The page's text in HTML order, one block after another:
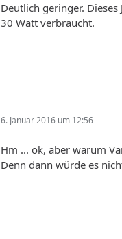
Deutlich geringer.
30 Watt verbraucht.
6. Januar 2016 um 12:56
Hm ... ok, aber warum
Denn dann würde es